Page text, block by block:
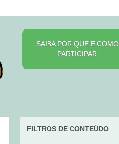
SAIBA POR QUE E COMO
PARTICIPAR
FILTROS DE CONTEÚDO